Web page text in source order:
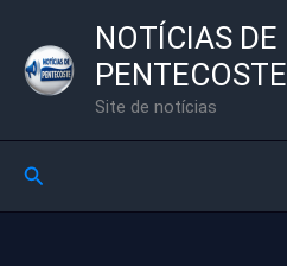
para
NOTÍCIAS DE
PENTECOSTE
Site de notícias
Pesquisar